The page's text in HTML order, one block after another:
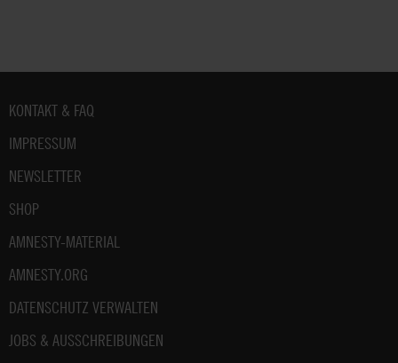
Fußbereich
KONTAKT & FAQ
IMPRESSUM
NEWSLETTER
SHOP
AMNESTY-MATERIAL
AMNESTY.ORG
DATENSCHUTZ VERWALTEN
JOBS & AUSSCHREIBUNGEN